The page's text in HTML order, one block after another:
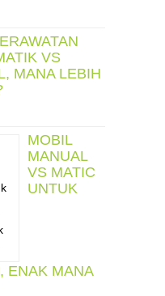
VS
MANA LEBIH
MOBIL
MANUAL
VS MATIC
UNTUK
ENAK MANA